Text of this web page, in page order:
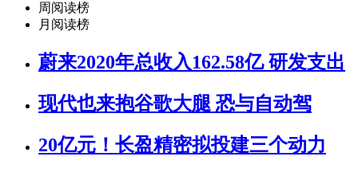
周阅读榜
月阅读榜
蔚来2020年总收入162.58亿 研发支出
现代也来抱谷歌大腿 恐与自动驾
20亿元！长盈精密拟投建三个动力